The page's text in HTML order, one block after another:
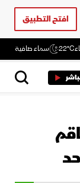
افتح التطبيق
22°C سماء صافية